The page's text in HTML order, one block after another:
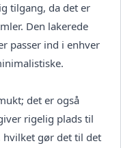
tilgang, da det er
Den lakerede
passer ind i enhver
det er også
rigelig plads til
hvilket gør det til det